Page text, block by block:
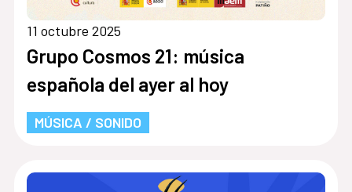
11 octubre 2025
Grupo Cosmos 21: música
española del ayer al hoy
MÚSICA / SONIDO